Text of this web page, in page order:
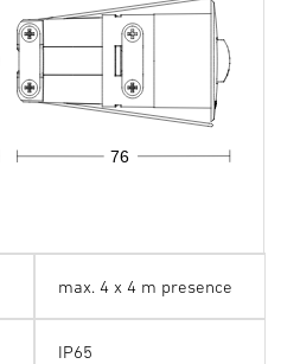
76
max. 4 x 4 m presence
IP65